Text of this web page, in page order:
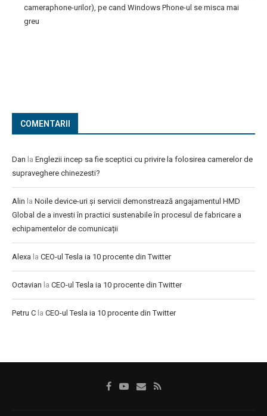
cameraphone-urilor), pe cand Windows Phone-ul se misca mai
greu
COMENTARII
Dan la Englezii incep sa fie sceptici cu privire la folosirea camerelor de
supraveghere chinezesti?
Alin la Noile device-uri și servicii demonstrează angajamentul HMD
Global de a investi în practici sustenabile în procesul de fabricare a
echipamentelor de comunicații
Alexa la CEO-ul Tesla ia 10 procente din Twitter
Octavian la CEO-ul Tesla ia 10 procente din Twitter
Petru C la CEO-ul Tesla ia 10 procente din Twitter